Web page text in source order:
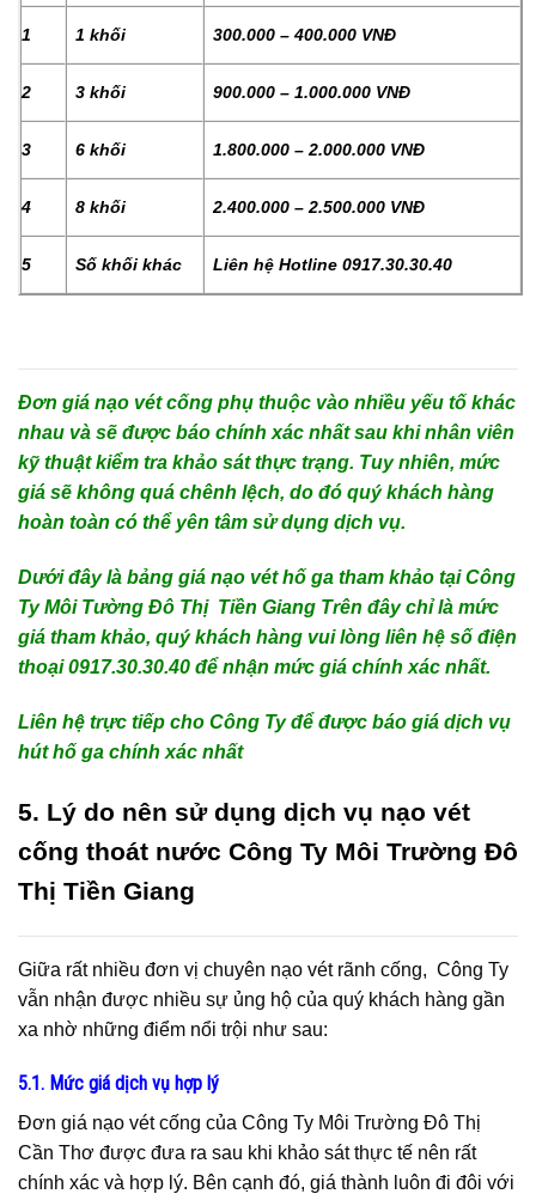
1 1 khối 300.000 – 400.000 VNĐ
2 3 khối 900.000 – 1.000.000 VNĐ
3 6 khối 1.800.000 – 2.000.000 VNĐ
4 8 khối 2.400.000 – 2.500.000 VNĐ
5 Số khối khác Liên hệ Hotline 0917.30.30.40
Đơn giá nạo vét cống phụ thuộc vào nhiều yếu tố khác
nhau và sẽ được báo chính xác nhất sau khi nhân viên
kỹ thuật kiểm tra khảo sát thực trạng. Tuy nhiên, mức
giá sẽ không quá chênh lệch, do đó quý khách hàng
hoàn toàn có thể yên tâm sử dụng dịch vụ.
Dưới đây là bảng giá nạo vét hố ga tham khảo tại Công
Ty Môi Tường Đô Thị Tiền Giang Trên đây chỉ là mức
giá tham khảo, quý khách hàng vui lòng liên hệ số điện
thoại 0917.30.30.40 để nhận mức giá chính xác nhất.
Liên hệ trực tiếp cho Công Ty để được báo giá dịch vụ
hút hố ga chính xác nhất
5. Lý do nên sử dụng dịch vụ nạo vét
cống thoát nước Công Ty Môi Trường Đô
Thị Tiền Giang
Giữa rất nhiều đơn vị chuyên nạo vét rãnh cống, Công Ty
vẫn nhận được nhiều sự ủng hộ của quý khách hàng gần
xa nhờ những điểm nổi trội như sau:
5.1. Mức giá dịch vụ hợp lý
Đơn giá nạo vét cống của Công Ty Môi Trường Đô Thị
Cần Thơ được đưa ra sau khi khảo sát thực tế nên rất
chính xác và hợp lý. Bên cạnh đó, giá thành luôn đi đôi với